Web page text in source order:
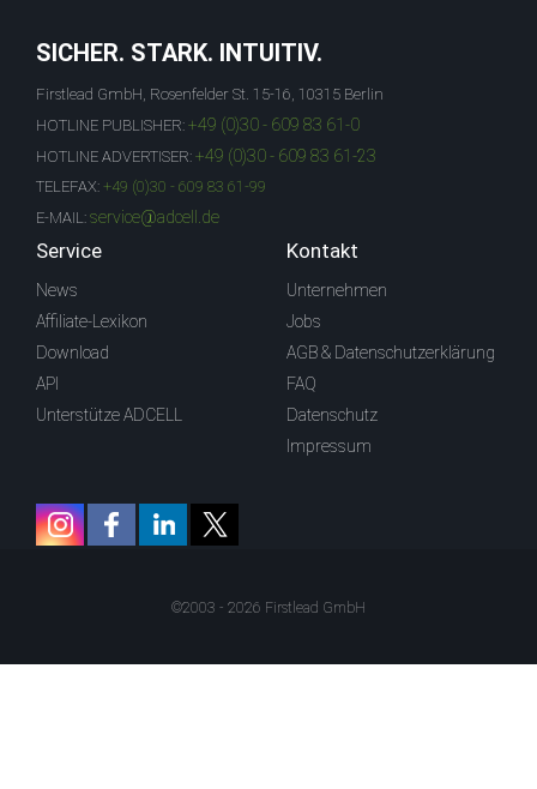
SICHER. STARK. INTUITIV.
Firstlead GmbH, Rosenfelder St. 15-16, 10315 Berlin
HOTLINE PUBLISHER: +49 (0)30 - 609 83 61-0
HOTLINE ADVERTISER: +49 (0)30 - 609 83 61-23
TELEFAX: +49 (0)30 - 609 83 61-99
E-MAIL: service@adcell.de
Service
News
Affiliate-Lexikon
Download
API
Unterstütze ADCELL
Kontakt
Unternehmen
Jobs
AGB & Datenschutzerklärung
FAQ
Datenschutz
Impressum
©2003 - 2026 Firstlead GmbH